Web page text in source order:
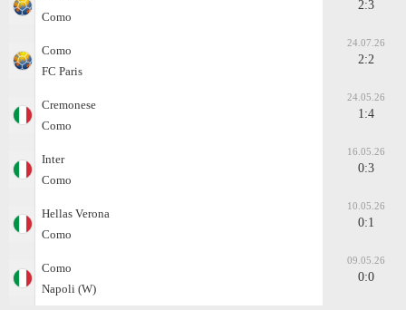
Como
2:3
Como
FC Paris
24.07.26
2:2
Cremonese
Como
24.05.26
1:4
Inter
Como
16.05.26
0:3
Hellas Verona
Como
10.05.26
0:1
Como
Napoli (W)
09.05.26
0:0